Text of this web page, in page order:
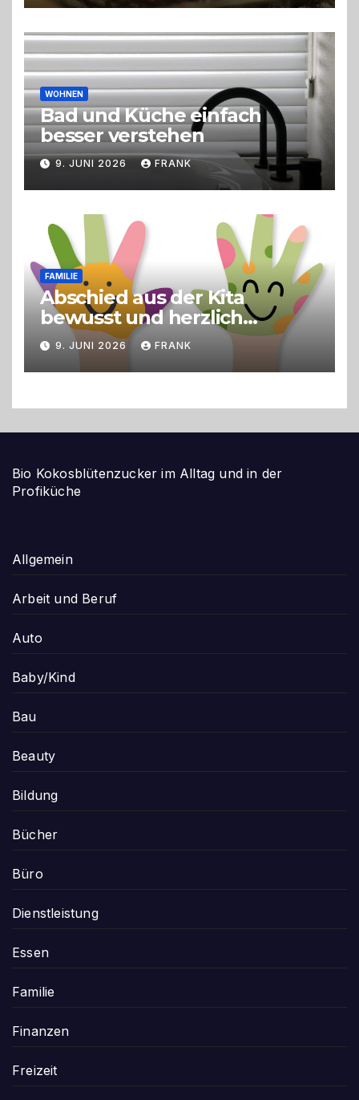
Erlebnisgastronomie und
Live-Cooking
WOHNEN
Bad und Küche einfach
besser verstehen
9. JUNI 2026 FRANK
FAMILIE
Abschied aus der Kita
bewusst und herzlich
gestalten
9. JUNI 2026 FRANK
Bio Kokosblütenzucker im Alltag und in der
Profiküche
Allgemein
Arbeit und Beruf
Auto
Baby/Kind
Bau
Beauty
Bildung
Bücher
Büro
Dienstleistung
Essen
Familie
Finanzen
Freizeit